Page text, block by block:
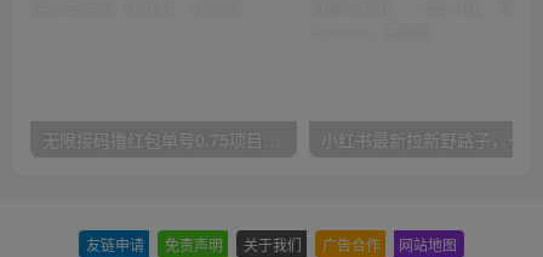
无限接码撸红包单号0.75项目无偿分享给你【揭秘】
友链申请 免责声明 关于我们 广告合作 网站地图